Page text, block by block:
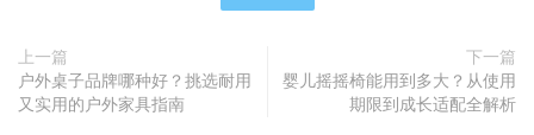
上一篇
户外桌子品牌哪种好？挑选耐用
又实用的户外家具指南
下一篇
婴儿摇摇椅能用到多大？从使用
期限到成长适配全解析